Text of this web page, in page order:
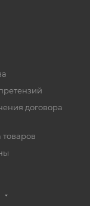
договора
товаров